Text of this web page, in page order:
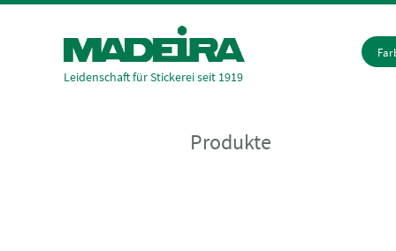
Leidenschaft für Stickerei seit 1919
Produkte